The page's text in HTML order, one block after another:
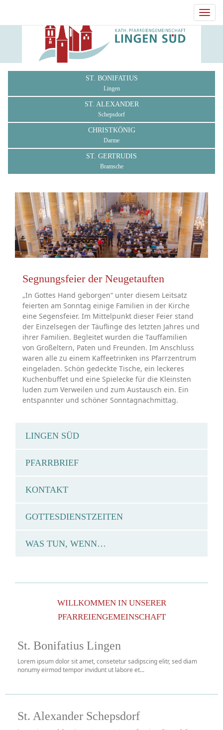
ST. BONIFATIUS
Lingen
ST. ALEXANDER
Schepsdorf
CHRISTKÖNIG
Darme
ST. GERTRUDIS
Bramsche
Segnungsfeier der Neugetauften
„In Gottes Hand geborgen“ unter diesem Leitsatz
feierten am Sonntag einige Familien in der Kirche
eine Segensfeier. Im Mittelpunkt dieser Feier stand
der Einzelsegen der Täuflinge des letzten Jahres und
ihrer Familien. Begleitet wurden die Tauffamilien
von Großeltern, Paten und Freunden. Im Anschluss
waren alle zu einem Kaffeetrinken ins Pfarrzentrum
eingeladen. Schön gedeckte Tische, ein leckeres
Kuchenbuffet und eine Spielecke für die Kleinsten
luden zum Verweilen und zum Austausch ein. Ein
entspannter und schöner Sonntagnachmittag.
LINGEN SÜD
PFARRBRIEF
KONTAKT
GOTTESDIENSTZEITEN
WAS TUN, WENN…
WILLKOMMEN IN UNSERER
PFARREIENGEMEINSCHAFT
St. Bonifatius Lingen
Lorem ipsum dolor sit amet, consetetur sadipscing elitr, sed diam
nonumy eirmod tempor invidunt ut labore et...
St. Alexander Schepsdorf